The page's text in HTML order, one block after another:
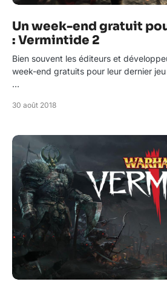
Un week-end gratuit
: Vermintide 2
Bien souvent les éditeurs et
week-end gratuits pour leur dernier
…
30 août 2018